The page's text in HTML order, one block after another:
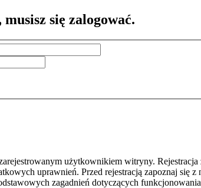
się zalogować.
użytkownikiem witryny.
uprawnień. Przed rejestracją zapoznaj się
zagadnień dotyczących